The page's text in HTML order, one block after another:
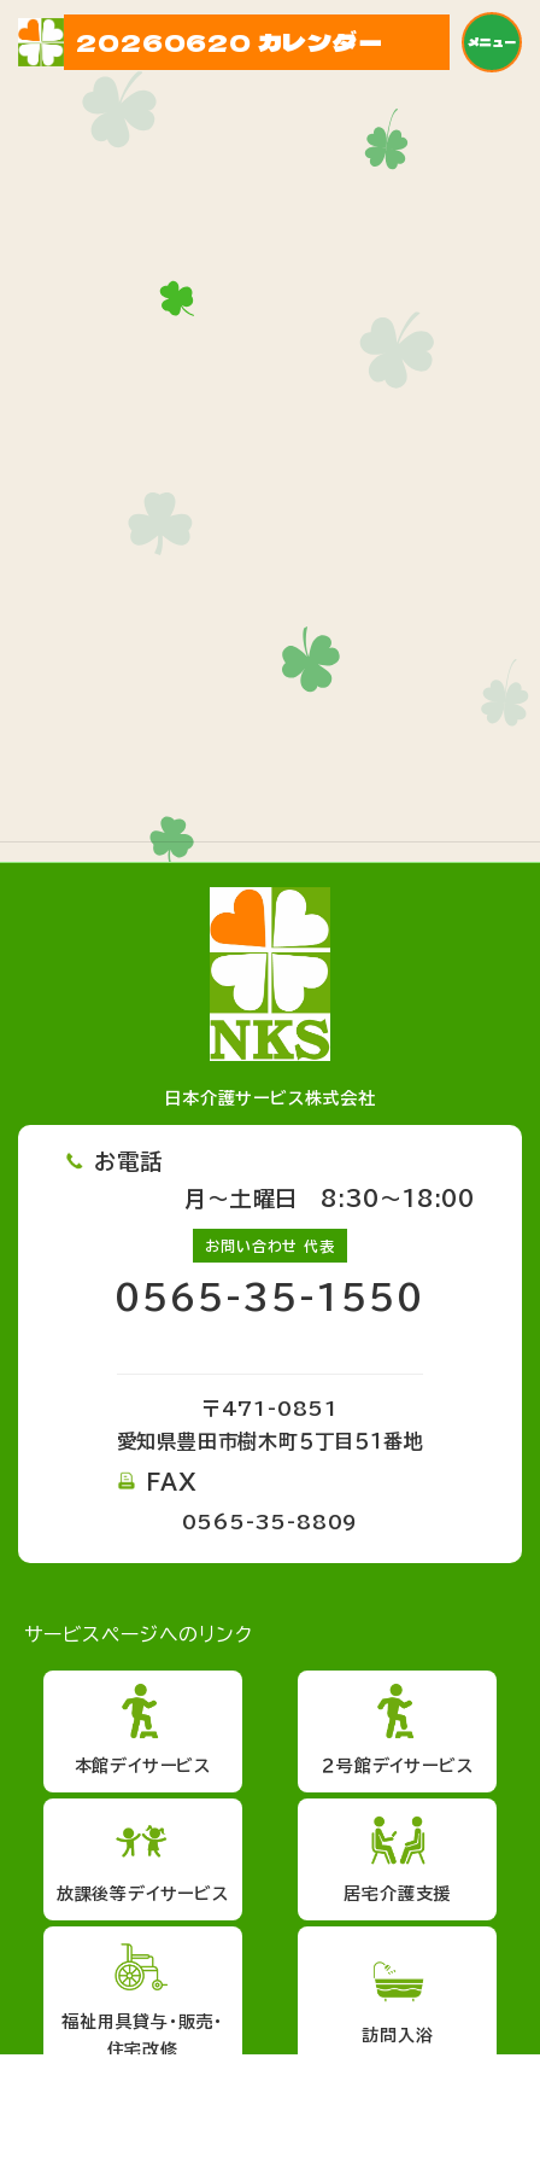
20260620 カレンダー メニュー
日本介護サービス株式会社
お電話
月～土曜日 8:30～18:00
お問い合わせ 代表
0565-35-1550
〒471-0851
愛知県豊田市樹木町５丁目５１番地
FAX
0565-35-8809
サービスページへのリンク
本館デイサービス ２号館デイサービス
放課後等デイサービス 居宅介護支援
福祉用具貸与・販売・
住宅改修
訪問入浴